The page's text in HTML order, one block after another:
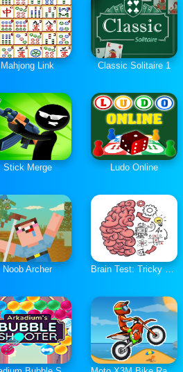
Mahjong Link Classic Solitaire 1
Stick Merge Ludo Online
Noob Archer Brain Test: Tricky Puzzles